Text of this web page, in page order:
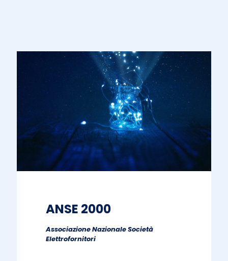
ANSE 2000
Associazione Nazionale Società
Elettrofornitori